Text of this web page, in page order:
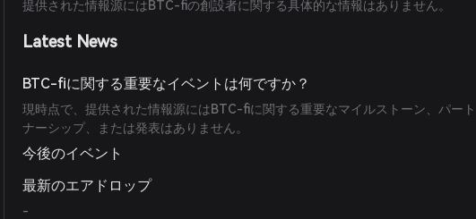
提供された情報源にはBTC-fiの創設者に関する具体的な情報はありません。
Latest News
BTC-fiに関する重要なイベントは何ですか？
現時点で、提供された情報源にはBTC-fiに関する重要なマイルストーン、パート
ナーシップ、または発表はありません。
今後のイベント
最新のエアドロップ
-